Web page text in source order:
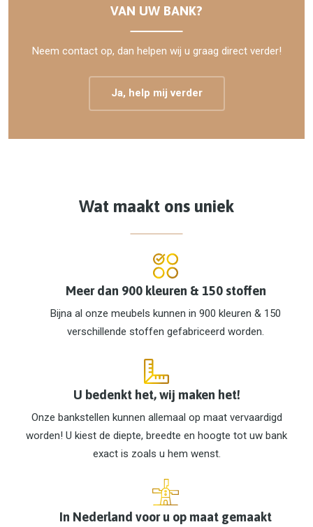
VAN UW BANK?
Neem contact op, dan helpen wij u graag direct verder!
Ja, help mij verder
Wat maakt ons uniek
Meer dan 900 kleuren & 150 stoffen
Bijna al onze meubels kunnen in 900 kleuren & 150
verschillende stoffen gefabriceerd worden.
U bedenkt het, wij maken het!
Onze bankstellen kunnen allemaal op maat vervaardigd
worden! U kiest de diepte, breedte en hoogte tot uw bank
exact is zoals u hem wenst.
In Nederland voor u op maat gemaakt